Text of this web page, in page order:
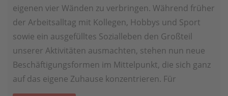
eigenen vier Wänden zu verbringen. Während früher
der Arbeitsalltag mit Kollegen, Hobbys und Sport
sowie ein ausgefülltes Sozialleben den Großteil
unserer Aktivitäten ausmachten, stehen nun neue
Beschäftigungsformen im Mittelpunkt, die sich ganz
auf das eigene Zuhause konzentrieren. Für